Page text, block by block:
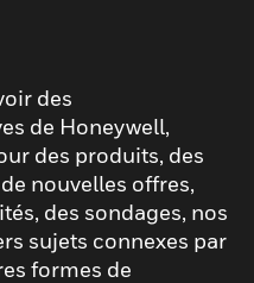
des
de Honeywell,
des produits, des
nouvelles offres,
des sondages, nos
sujets connexes par
formes de